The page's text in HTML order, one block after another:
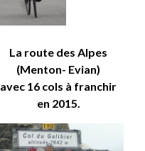
La route des Alpes
(Menton- Evian)
avec 16 cols à franchir
en 2015.